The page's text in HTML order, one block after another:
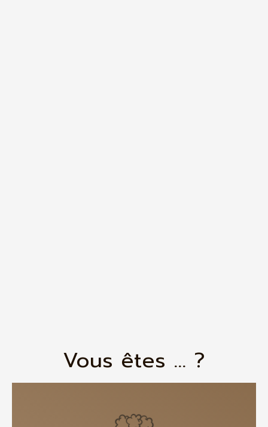
Vous êtes ... ?